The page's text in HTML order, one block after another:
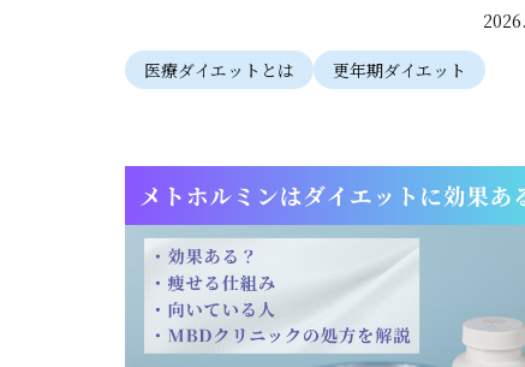
医療ダイエットとは 更年期ダイエット